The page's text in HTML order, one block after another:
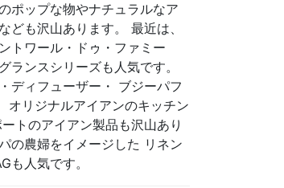
ポップな物やナチュラルなア
ども沢山あります。 最近は、
トワール・ドゥ・ファミー
ランスシリーズも人気です。
ディフューザー・ ブジーパフ
リジナルアイアンのキッチン
トのアイアン製品も沢山あり
の農婦をイメージした リネン
も人気です。